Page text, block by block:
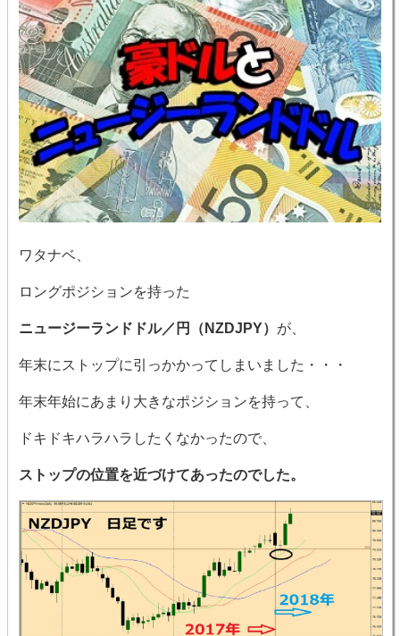
ワタナベ、
ロングポジションを持った
ニュージーランドドル／円（NZDJPY） が、
年末にストップに引っかかってしまいました・・・
年末年始にあまり大きなポジションを持って、
ドキドキハラハラしたくなかったので、
ストップの位置を近づけてあったのでした。